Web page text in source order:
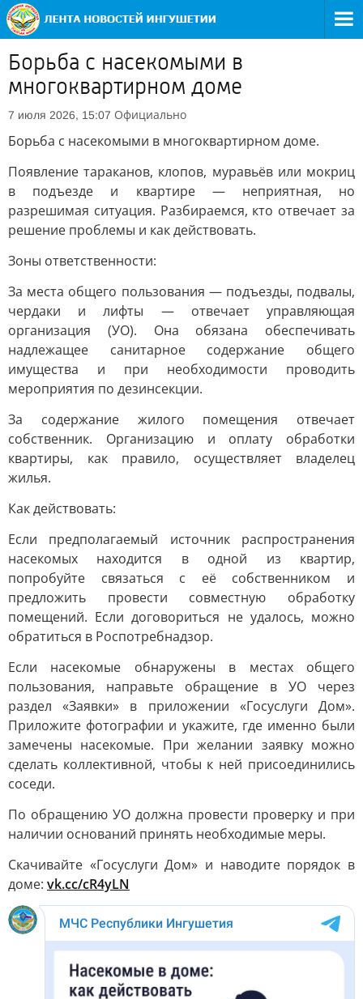
Борьба с насекомыми в
многоквартирном доме
7 июля 2026, 15:07 Официально
Борьба с насекомыми в многоквартирном доме.
Появление тараканов, клопов, муравьёв или мокриц
в подъезде и квартире — неприятная, но
разрешимая ситуация. Разбираемся, кто отвечает за
решение проблемы и как действовать.
Зоны ответственности:
За места общего пользования — подъезды, подвалы,
чердаки и лифты — отвечает управляющая
организация (УО). Она обязана обеспечивать
надлежащее санитарное содержание общего
имущества и при необходимости проводить
мероприятия по дезинсекции.
За содержание жилого помещения отвечает
собственник. Организацию и оплату обработки
квартиры, как правило, осуществляет владелец
жилья.
Как действовать:
Если предполагаемый источник распространения
насекомых находится в одной из квартир,
попробуйте связаться с её собственником и
предложить провести совместную обработку
помещений. Если договориться не удалось, можно
обратиться в Роспотребнадзор.
Если насекомые обнаружены в местах общего
пользования, направьте обращение в УО через
раздел «Заявки» в приложении «Госуслуги Дом».
Приложите фотографии и укажите, где именно были
замечены насекомые. При желании заявку можно
сделать коллективной, чтобы к ней присоединились
соседи.
По обращению УО должна провести проверку и при
наличии оснований принять необходимые меры.
Скачивайте «Госуслуги Дом» и наводите порядок в
доме: vk.cc/cR4yLN